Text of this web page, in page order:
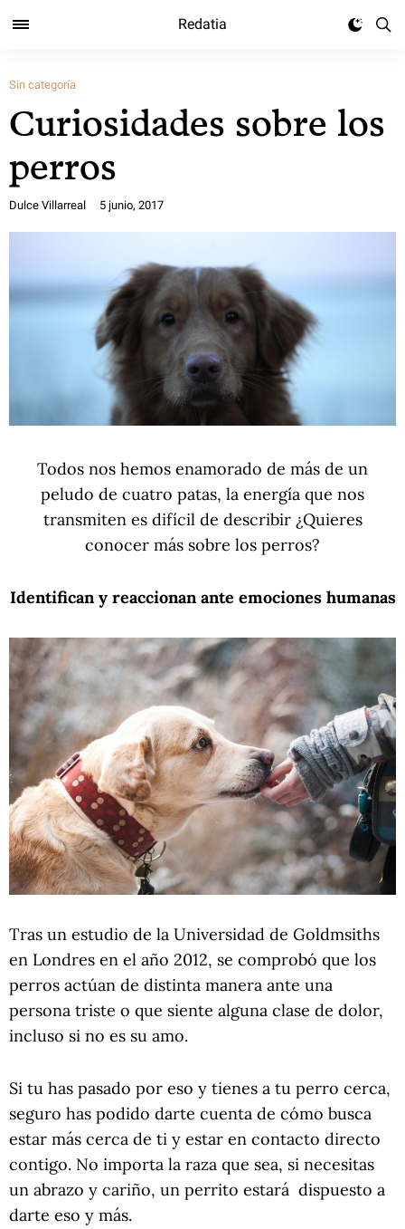
Redatia
Sin categoría
Curiosidades sobre los
perros
Dulce Villarreal 5 junio, 2017
Todos nos hemos enamorado de más de un
peludo de cuatro patas, la energía que nos
transmiten es difícil de describir ¿Quieres
conocer más sobre los perros?
Identifican y reaccionan ante emociones humanas
Tras un estudio de la Universidad de Goldmsiths
en Londres en el año 2012, se comprobó que los
perros actúan de distinta manera ante una
persona triste o que siente alguna clase de dolor,
incluso si no es su amo.
Si tu has pasado por eso y tienes a tu perro cerca,
seguro has podido darte cuenta de cómo busca
estar más cerca de ti y estar en contacto directo
contigo. No importa la raza que sea, si necesitas
un abrazo y cariño, un perrito estará dispuesto a
darte eso y más.